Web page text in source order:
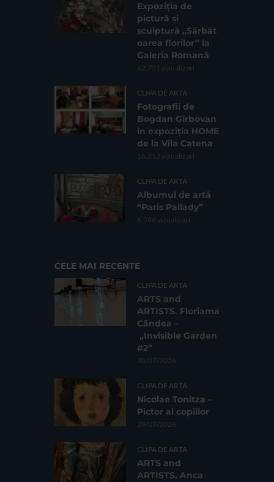
Expoziția de
pictură și
sculptură „Sărbăt
oarea florilor” la
Galeria Romană
62.731 vizualizari
CLIPA DE ARTA
Fotografii de
Bogdan Gîrbovan
în expoziția HOME
de la Vila Catena
16.212 vizualizari
CLIPA DE ARTA
Albumul de artă
“Paris Pallady”
6.596 vizualizari
CELE MAI RECENTE
CLIPA DE ARTA
ARTS and
ARTISTS. Floriama
Cândea –
„Invisible Garden
#2”
30/07/2026
CLIPA DE ARTA
Nicolae Tonitza –
Pictor al copiilor
29/07/2026
CLIPA DE ARTA
ARTS and
ARTISTS. Anca